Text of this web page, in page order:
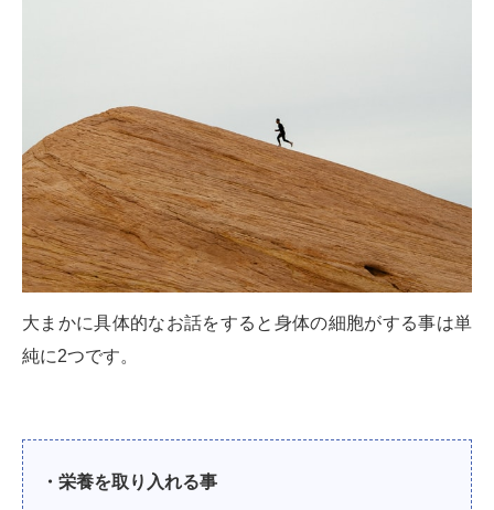
大まかに具体的なお話をすると身体の細胞がする事は単
純に2つです。
・栄養を取り入れる事